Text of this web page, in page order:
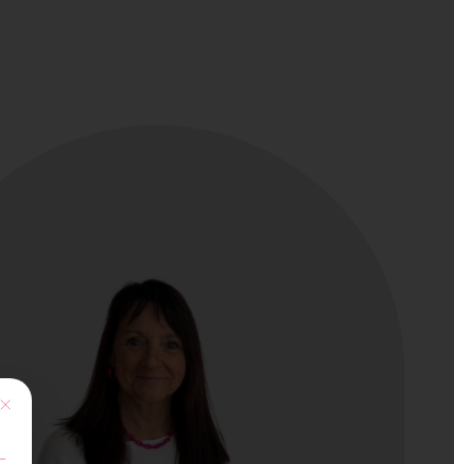
Mit diesem Button wird der Dialog geschlossen. Seine